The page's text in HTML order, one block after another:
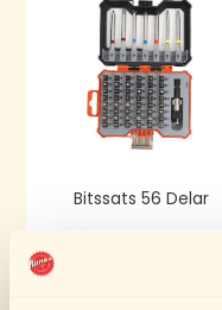
Bitssats 56 Delar